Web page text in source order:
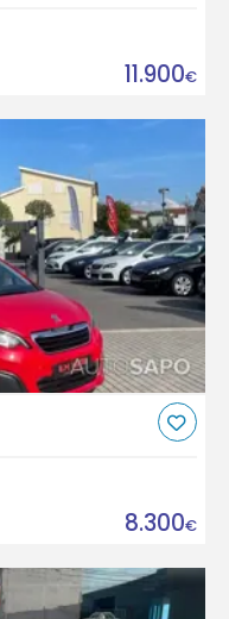
11.900€
8.300€